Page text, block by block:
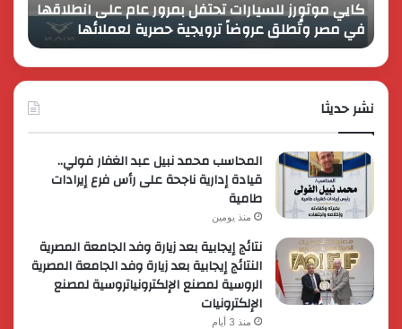
في
مصر
وتُطلق
عروضاً
ترويجية
حصرية
كايي موتورز للسيارات تحتفل بمرور عام على انطلاقها
في مصر وتُطلق عروضاً ترويجية حصرية لعملائها
جديدة
نشر حديثا
المحاسب محمد نبيل عبد الغفار فولي..
قيادة إدارية ناجحة على رأس فرع إيرادات
طامية
منذ يومين
نتائج إيجابية بعد زيارة وفد الجامعة المصرية
النتائج إيجابية بعد زيارة وفد الجامعة المصرية
الروسية لمصنع الإلكترونياتروسية لمصنع
الإلكترونيات
منذ 3 أيام